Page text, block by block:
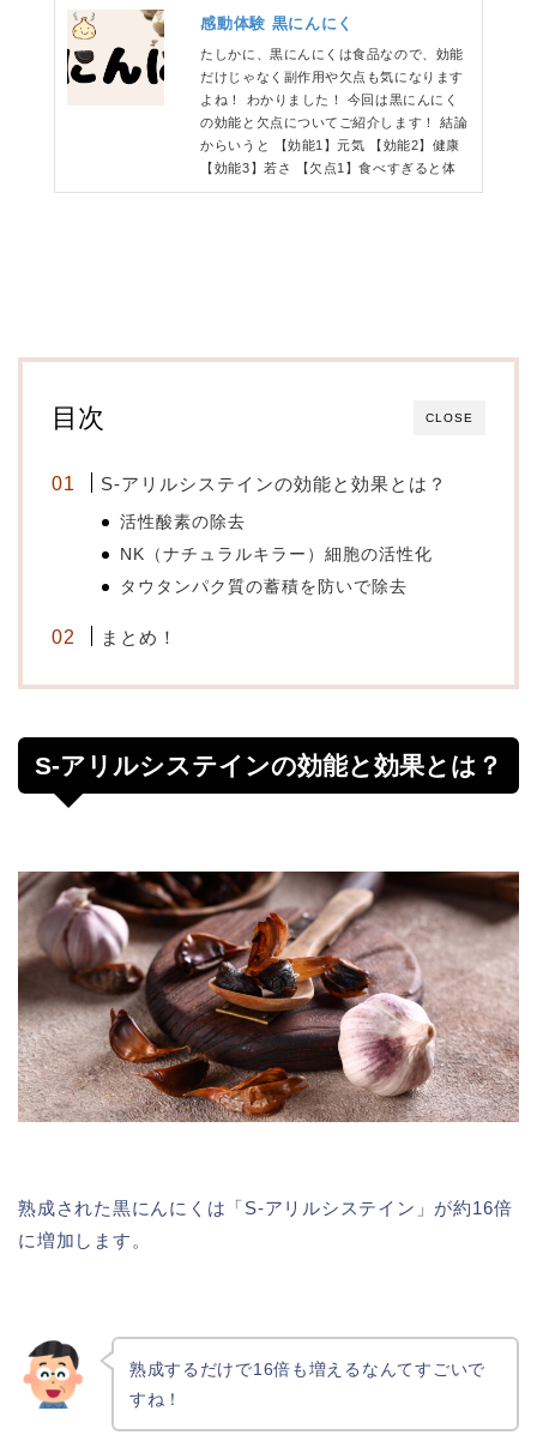
感動体験 黒にんにく
たしかに、黒にんにくは食品なので、効能
だけじゃなく副作用や欠点も気になります
よね！ わかりました！ 今回は黒にんにく
の効能と欠点についてご紹介します！ 結論
からいうと 【効能1】元気 【効能2】健康
【効能3】若さ 【欠点1】食べすぎると体
CLOSE
目次
S-アリルシステインの効能と効果とは？
活性酸素の除去
NK（ナチュラルキラー）細胞の活性化
タウタンパク質の蓄積を防いで除去
まとめ！
S-アリルシステインの効能と効果とは？
熟成された黒にんにくは「S-アリルシステイン」が約16倍
に増加します。
熟成するだけで16倍も増えるなんてすごいで
すね！